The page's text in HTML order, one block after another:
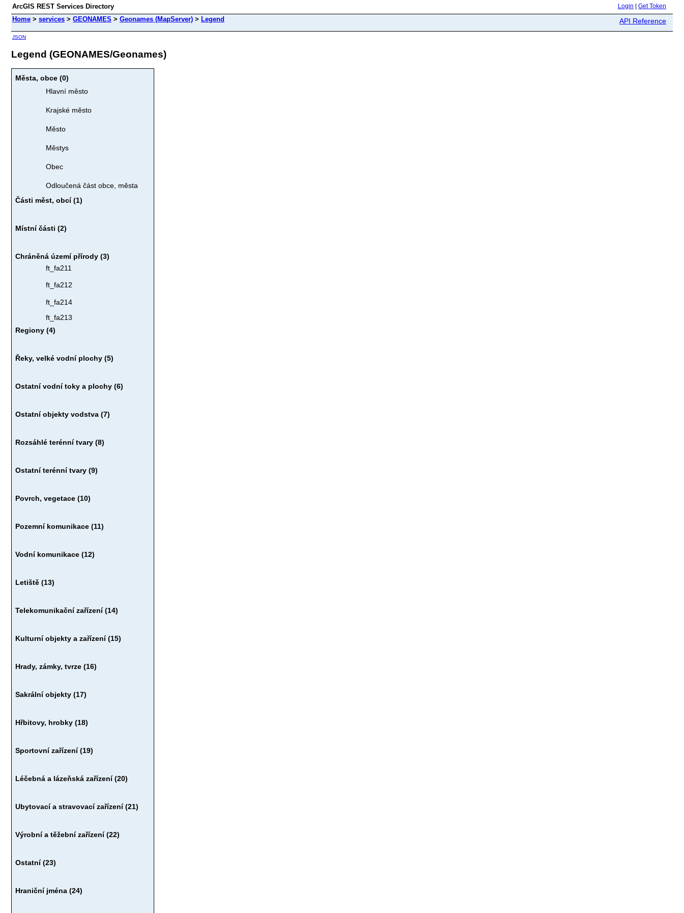
ArcGIS REST Services Directory Login Get Token
Home > services > GEONAMES > Geonames (MapServer) > Legend API Reference
JSON
Legend (GEONAMES/Geonames)
Města, obce (0)
Hlavní město
Krajské město
Město
Městys
Obec
Odloučená část obce, města
Části měst, obcí (1)
Místní části (2)
Chráněná území přírody (3)
ft_fa211
ft_fa212
ft_fa214
ft_fa213
Regiony (4)
Řeky, velké vodní plochy (5)
Ostatní vodní toky a plochy (6)
Ostatní objekty vodstva (7)
Rozsáhlé terénní tvary (8)
Ostatní terénní tvary (9)
Povrch, vegetace (10)
Pozemní komunikace (11)
Vodní komunikace (12)
Letiště (13)
Telekomunikační zařízení (14)
Kulturní objekty a zařízení (15)
Hrady, zámky, tvrze (16)
Sakrální objekty (17)
Hřbitovy, hrobky (18)
Sportovní zařízení (19)
Léčebná a lázeňská zařízení (20)
Ubytovací a stravovací zařízení (21)
Výrobní a těžební zařízení (22)
Ostatní (23)
Hraniční jména (24)